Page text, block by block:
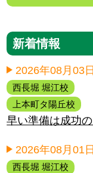
新着情報
2026年08月03日
西長堀 堀江校
上本町タ陽丘校
早い準備は成功
2026年08月01日
西長堀 堀江校